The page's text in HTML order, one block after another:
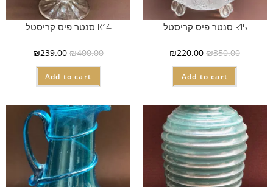
k15 סנטר פיס קריסטל
₪350.00
₪220.00
Add to cart
K14 סנטר פיס קריסטל
₪400.00
₪239.00
Add to cart